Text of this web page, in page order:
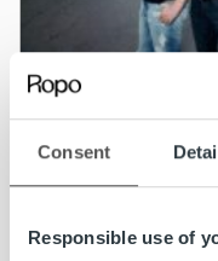
Consent
Responsible use of
Ajankohtaista
Työporukalla
tukee
Lue lisää